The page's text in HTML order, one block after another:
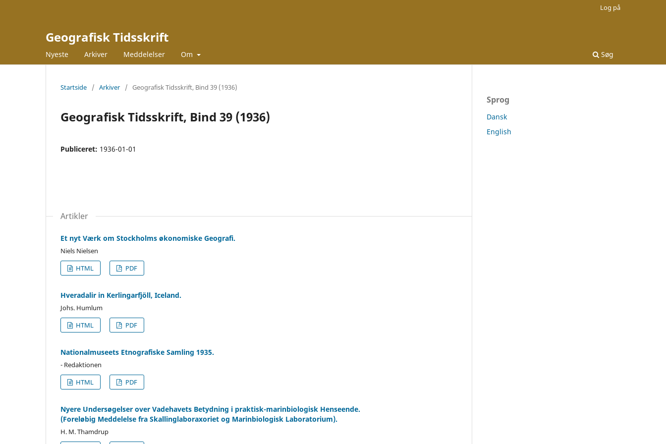
Geografisk Tidsskrift
Nyeste Arkiver Meddelelser Om Søg
Log på
Startside / Arkiver / Geografisk Tidsskrift, Bind 39 (1936)
Geografisk Tidsskrift, Bind 39 (1936)
Publiceret: 1936-01-01
Artikler
Et nyt Værk om Stockholms økonomiske Geografi.
Niels Nielsen
HTML
PDF
Hveradalir in Kerlingarfjöll, Iceland.
Johs. Humlum
HTML
PDF
Nationalmuseets Etnografiske Samling 1935.
- Redaktionen
HTML
PDF
Nyere Undersøgelser over Vadehavets Betydning i praktisk-marinbiologisk Henseende.
(Foreløbig Meddelelse fra Skallinglaboraxoriet og Marinbiologisk Laboratorium).
H. M. Thamdrup
Sprog
Dansk
English